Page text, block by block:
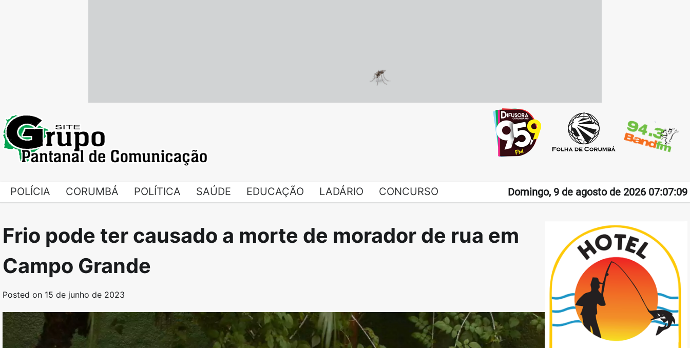
POLÍCIA CORUMBÁ POLÍTICA SAÚDE EDUCAÇÃO LADÁRIO CONCURSO Domingo, 9 de agosto de 2026 07:07:09
Frio pode ter causado a morte de morador de rua em
Campo Grande
Posted on 15 de junho de 2023